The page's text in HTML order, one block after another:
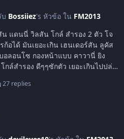
Bossiiez's หัวข้อ ใน FM2013
แดนนี่ วิลสัน โกล์ สำรอง 2 ตัว โจ
อะเกิน เฮนเดอร์สัน ลูคัส
อนโซ กองหน้าแบบ คาวานี่ ยิง
27 replies